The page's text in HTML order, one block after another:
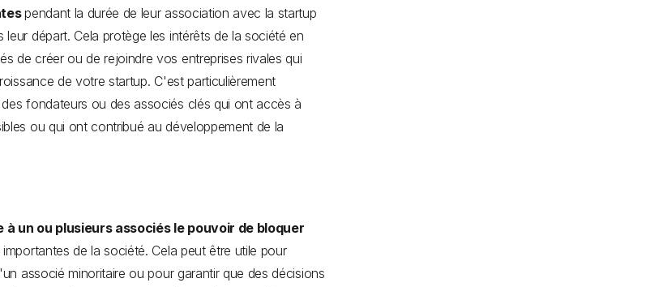
pendant la durée de leur association avec la startup
leur départ. Cela protège les intérêts de la société en
de créer ou de rejoindre vos entreprises rivales qui
de votre startup. C'est particulièrement
fondateurs ou des associés clés qui ont accès à
ou qui ont contribué au développement de la
à un ou plusieurs associés le pouvoir de bloquer
importantes de la société. Cela peut être utile pour
associé minoritaire ou pour garantir que des décisions